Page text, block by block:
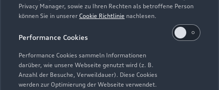
Privacy Manager, sowie zu Ihren Rechten als betroffene Person
können Sie in unserer Cookie Richtlinie nachlesen.
Performance Cookies
Performance Cookies sammeln Informationen
darüber, wie unsere Webseite genutzt wird (z. B.
Anzahl der Besuche, Verweildauer). Diese Cookies
werden zur Optimierung der Webseite verwendet.
Elektromodelle
Plug-in-Hybride
Neuwagensuche
Gebrauchtwagensuche
Service & Zubehör
Saisonale Angebote
Support